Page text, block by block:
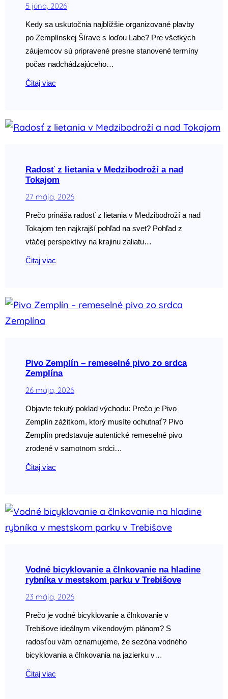
5 júna, 2026
Kedy sa uskutočnia najbližšie organizované plavby
po Zemplínskej Šírave s loďou Labe? Pre všetkých
záujemcov sú pripravené presne stanovené termíny
počas nadchádzajúceho…
Čitaj viac
Radosť z lietania v Medzibodroží a nad
Tokajom
27 mája, 2026
Prečo prináša radosť z lietania v Medzibodroží a nad
Tokajom ten najkrajší pohľad na svet? Pohľad z
vtáčej perspektívy na krajinu zaliatu…
Čitaj viac
Pivo Zemplín – remeselné pivo zo srdca
Zemplína
26 mája, 2026
Objavte tekutý poklad východu: Prečo je Pivo
Zemplín zážitkom, ktorý musíte ochutnať? Pivo
Zemplín predstavuje autentické remeselné pivo
zrodené v samotnom srdci…
Čitaj viac
Vodné bicyklovanie a člnkovanie na hladine
rybníka v mestskom parku v Trebišove
23 mája, 2026
Prečo je vodné bicyklovanie a člnkovanie v
Trebišove ideálnym víkendovým plánom? S
radosťou vám oznamujeme, že sezóna vodného
bicyklovania a člnkovania na jazierku v…
Čitaj viac